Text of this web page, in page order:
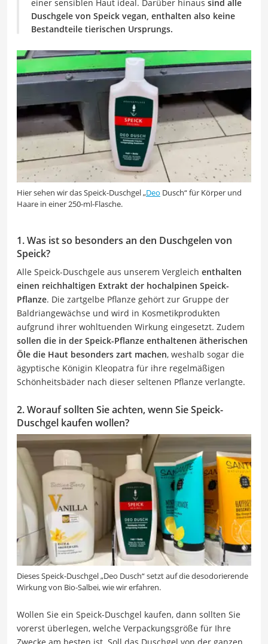
einer sensiblen Haut ideal. Darüber hinaus sind alle
Duschgele von Speick vegan, enthalten also keine
Bestandteile tierischen Ursprungs.
Hier sehen wir das Speick-Duschgel „Deo Dusch“ für Körper und
Haare in einer 250-ml-Flasche.
1. Was ist so besonders an den Duschgelen von
Speick?
Alle Speick-Duschgele aus unserem Vergleich enthalten
einen reichhaltigen Extrakt der hochalpinen Speick-
Pflanze. Die zartgelbe Pflanze gehört zur Gruppe der
Baldriangewächse und wird in Kosmetikprodukten
aufgrund ihrer wohltuenden Wirkung eingesetzt. Zudem
sollen die in der Speick-Pflanze enthaltenen ätherischen
Öle die Haut besonders zart machen, weshalb sogar die
ägyptische Königin Kleopatra für ihre regelmäßigen
Schönheitsbäder nach dieser seltenen Pflanze verlangte.
2. Worauf sollten Sie achten, wenn Sie Speick-
Duschgel kaufen wollen?
Dieses Speick-Duschgel „Deo Dusch“ setzt auf die desodorierende
Wirkung von Bio-Salbei, wie wir erfahren.
Wollen Sie ein Speick-Duschgel kaufen, dann sollten Sie
vorerst überlegen, welche Verpackungsgröße für Ihre